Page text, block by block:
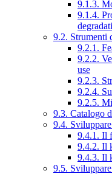
9.1.3.
9.1.4.
9.2. Strumenti
9.2.1.
9.2.2.
use
9.2.3.
9.2.4.
9.2.5.
9.3. Catalogo
9.4.
9.4.1. Il
9.4.2. Il
9.4.3. Il
9.5.